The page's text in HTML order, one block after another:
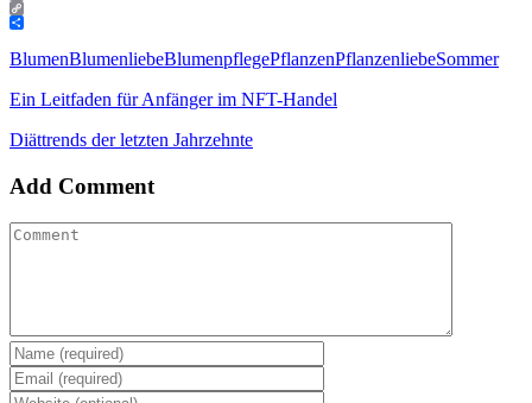
Email
Copy
Link
Teilen
BlumenBlumenliebeBlumenpflegePflanzenPflanzenliebeSommer
Ein Leitfaden für Anfänger im NFT-Handel
Diättrends der letzten Jahrzehnte
Add Comment